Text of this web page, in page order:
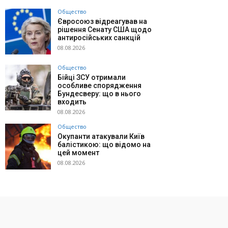
Общество
Євросоюз відреагував на
рішення Сенату США щодо
антиросійських санкцій
08.08.2026
Общество
Бійці ЗСУ отримали
особливе спорядження
Бундесверу: що в нього
входить
08.08.2026
Общество
Окупанти атакували Київ
балістикою: що відомо на
цей момент
08.08.2026